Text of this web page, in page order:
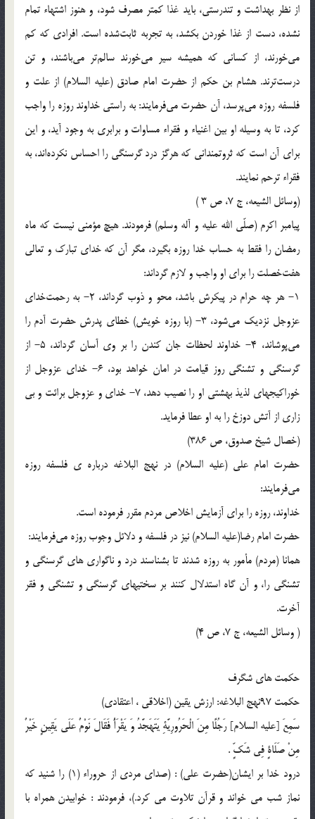
از نظر بهداشت و تندرستى، بايد غذا كمتر مصرف شود، و هنوز اشتهاء تمام
نشده، دست از غذا خوردن بكشد، به تجربه ثابت‌شده است. افرادى كه كم
مى‌خورند، از كسانى كه هميشه سير مى‌خورند سالم‌تر مى‌باشند، و تن
درست‌ترند. هشام بن حكم از حضرت امام صادق (عليه السلام) از علت و
فلسفه روزه مى‌پرسد، آن حضرت مى‌فرمايند: به راستى خداوند روزه را واجب
كرد، تا به وسيله او بين اغنياء و فقراء مساوات و برابرى به وجود آيد، و اين
براى آن است كه ثروتمندانى كه هرگز درد گرسنگى را احساس نكرده‌اند، به
فقراء ترحم نمايند.
(وسائل الشيعه، ج 7، ص 3 )
پيامبر اکرم (صلّی الله علیه و آله وسلم) فرمودند. هيچ مؤمنى نيست كه ماه
رمضان را فقط به حساب خدا روزه بگيرد، مگر آن كه خداى تبارك و تعالى
هفت‌خصلت را براى او واجب و لازم گرداند:
1- هر چه حرام در پيکرش باشد، محو و ذوب گرداند، 2- به رحمت‌خداى
عزوجل نزديك مى‌شود، 3- (با روزه خويش) خطاى پدرش حضرت آدم را
مى‌پوشاند، 4- خداوند لحظات جان كندن را بر وى آسان گرداند، 5- از
گرسنگى و تشنگى روز قيامت در امان خواهد بود، 6- خداى عزوجل از
خوراكيجهاى لذيذ بهشتى او را نصيب دهد، 7- خداى و عزوجل برائت و بي
زارى از آتش دوزخ را به او عطا فرمايد.
(خصال شيخ صدوق، ص 386)
حضرت امام علی (عليه السلام) در نهج البلاغه درباره ی فلسفه روزه
مى‌فرمايند:
خداوند، روزه را براى آزمايش اخلاص مردم مقرر فرموده است.
حضرت امام رضا(عليه السلام) نیز در فلسفه و دلائل وجوب روزه مى‌فرمايند:
همانا (مردم) مأمور به روزه شدند تا بشناسند درد و ناگواري هاى گرسنگى و
تشنگى را، و آن گاه استدلال كنند بر سختيهاى گرسنگى و تشنگى و فقر
آخرت.
( وسائل الشيعه، ج 7، ص 4)
حکمت های شگرف
حكمت 97نهج البلاغه: ارزش يقين (اخلاقى ، اعتقادى)
سَمِعَ [عليه السلام] رَجُلًا مِنَ الْحَرُورِيَّةِ يَتَهَجَّدُ وَ يَقْرَأُ فَقَالَ نَوْمٌ عَلَى يَقِينٍ خَيْرٌ
مِنْ صَلَاةٍ فِى شَكٍّ .
درود خدا بر ایشان(حضرت علی) : (صداى مردى از حروراء (1) را شنيد كه
نماز شب مى خواند و قرآن تلاوت مى كرد.)، فرمودند : خوابيدن همراه با